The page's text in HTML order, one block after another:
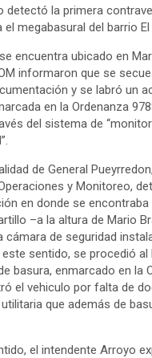
se
n
g
er
tt
er
at
s
A
p
p
e
gr
a
m
detectó la primera
el megabasural del barrio
encuentra ubicado en
informaron que se
y se labró un
en la Ordenanza
del sistema de
de General
y Monitoreo,
en donde se encontraba
–a la altura de Mario
cámara de seguridad
este sentido, se procedió
basura, enmarcado en la
el vehiculo por falta de
que además de
el intendente Arroyo